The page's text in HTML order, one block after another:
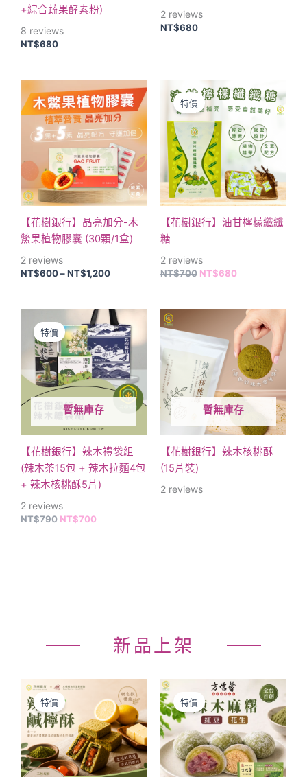
+綜合蔬果酵素粉)
8 reviews
NT$680
2 reviews
NT$680
【花樹銀行】晶亮加分-木
鱉果植物膠囊 (30顆/1盒)
2 reviews
NT$600–NT$1,200
格
範
圍：
NT$600
到
NT$1,200
產
種
式。
可
在
品
項
特價
【花樹銀行】油甘檸檬纖纖
糖
2 reviews
NT$700
始
價
格：
NT$700。
NT$680
前
價
NT$680。
暫無庫存
特價
【花樹銀行】辣木禮袋組
(辣木茶15包 + 辣木拉麵4包
+ 辣木核桃酥5片)
2 reviews
NT$790
始
價
格：
NT$790。
NT$700
目
前
價
格：
NT$700。
暫無庫存
【花樹銀行】辣木核桃酥
(15片裝)
2 reviews
新品上架
特價
範
圍：
NT$130
到
NT$899
此
產
品
有
多
種
特價
原
始
價
格：
NT$3,600。
目
前
價
格：
NT$3,360